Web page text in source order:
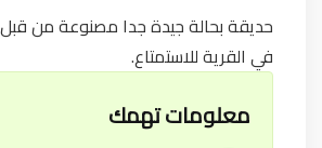
حديقة بحالة جيدة جدا مصنوعة من
في القرية للاستمتاع.
معلومات تهمك